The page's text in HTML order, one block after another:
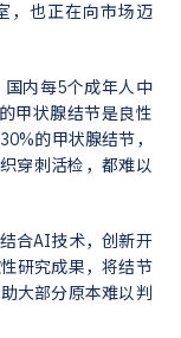
，也正在向市场迈
内每5个成年人中
甲状腺结节是良性
的甲状腺结节，
穿刺活检，都难以
合AI技术，创新开
研究成果，将结节
大部分原本难以判